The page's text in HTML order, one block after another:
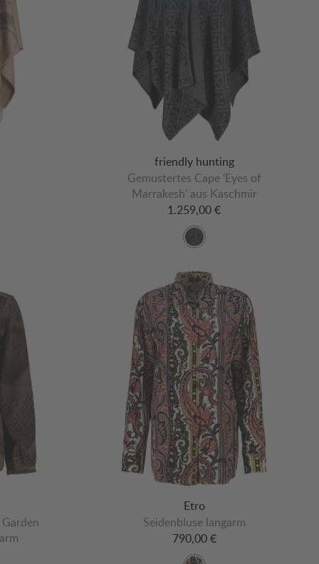
friendly hunting
Gemustertes Cape 'Eyes of
Marrakesh' aus Kaschmir
1.259,00 €
Etro
Seidenbluse langarm
790,00 €